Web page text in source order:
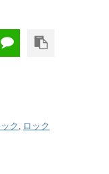
ク ロック